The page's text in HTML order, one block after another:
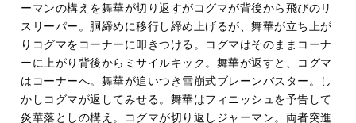
ーマンの構えを舞華が切り返すがコグマが背後から飛びのリ
スリーパー。胴締めに移行し締め上げるが、舞華が立ち上が
りコグマをコーナーに叩きつける。コグマはそのままコーナ
ーに上がり背後からミサイルキック。舞華が返すと、コグマ
はコーナーへ。舞華が追いつき雪崩式ブレーンバスター。し
かしコグマが返してみせる。舞華はフィニッシュを予告して
炎華落としの構え。コグマが切り返しジャーマン。両者突進